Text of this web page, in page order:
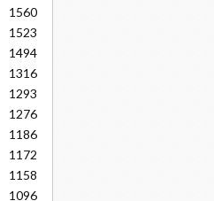
1560
1523
1494
1316
1293
1276
1186
1172
1158
1096